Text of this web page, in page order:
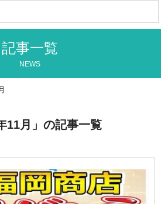
記事一覧
NEWS
11月」の記事一覧